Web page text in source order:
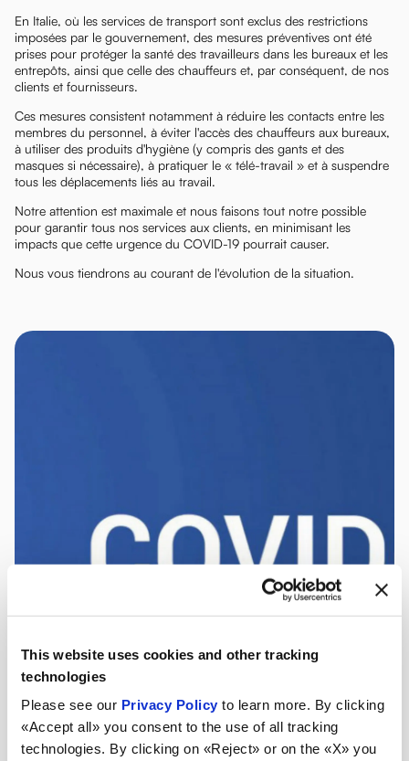
This website uses cookies and other tracking
technologies
Please see our Privacy Policy to learn more. By clicking
«Accept all» you consent to the use of all tracking
technologies. By clicking on «Reject» or on the «X» you
En Italie, où les services de transport sont exclus des restrictions
imposées par le gouvernement, des mesures préventives ont été
prises pour protéger la santé des travailleurs dans les bureaux et les
entrepôts, ainsi que celle des chauffeurs et, par conséquent, de nos
clients et fournisseurs.
Ces mesures consistent notamment à réduire les contacts entre les
membres du personnel, à éviter l'accès des chauffeurs aux bureaux,
à utiliser des produits d'hygiène (y compris des gants et des
masques si nécessaire), à pratiquer le « télé-travail » et à suspendre
tous les déplacements liés au travail.
Notre attention est maximale et nous faisons tout notre possible
pour garantir tous nos services aux clients, en minimisant les
impacts que cette urgence du COVID-19 pourrait causer.
Nous vous tiendrons au courant de l'évolution de la situation.